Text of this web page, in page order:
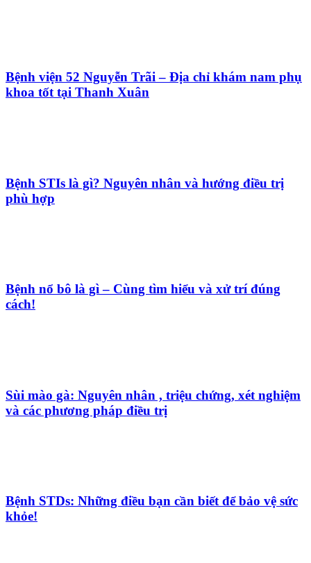
Bệnh viện 52 Nguyễn Trãi – Địa chỉ khám nam phụ
khoa tốt tại Thanh Xuân
Bệnh STIs là gì? Nguyên nhân và hướng điều trị
phù hợp
Bệnh nổ bô là gì – Cùng tìm hiểu và xử trí đúng
cách!
Sùi mào gà: Nguyên nhân , triệu chứng, xét nghiệm
và các phương pháp điều trị
Bệnh STDs: Những điều bạn cần biết để bảo vệ sức
khỏe!